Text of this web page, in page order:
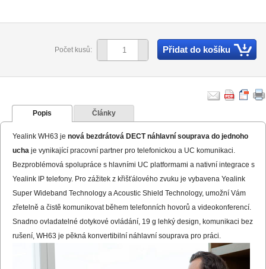
Počet kusů: Přidat do košíku
Popis Články
Yealink WH63 je nová bezdrátová DECT náhlavní souprava do jednoho
ucha je vynikající pracovní partner pro telefonickou a UC komunikaci.
Bezproblémová spolupráce s hlavními UC platformami a nativní integrace s
Yealink IP telefony. Pro zážitek z křišťálového zvuku je vybavena Yealink
Super Wideband Technology a Acoustic Shield Technology, umožní Vám
zřetelně a čistě komunikovat během telefonních hovorů a videokonferencí.
Snadno ovladatelné dotykové ovládání, 19 g lehký design, komunikaci bez
rušení, WH63 je pěkná konvertibilní náhlavní souprava pro práci.